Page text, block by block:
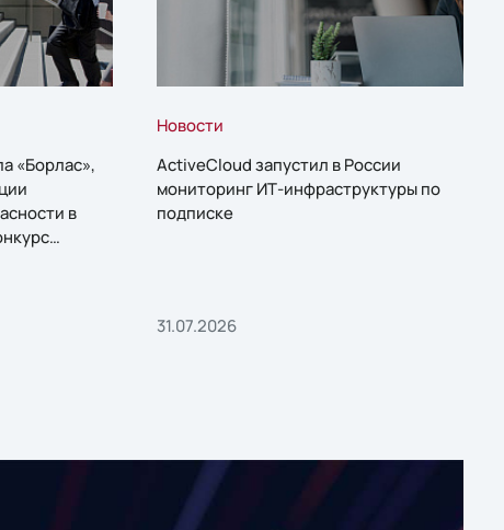
«Борлас»,
в
Новости
ActiveCloud запустил в России
мониторинг ИТ-инфраструктуры по
подписке
31.07.2026